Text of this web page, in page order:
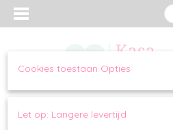
Inloggen
Cookies toestaan Opties
Let op: Langere levertijd